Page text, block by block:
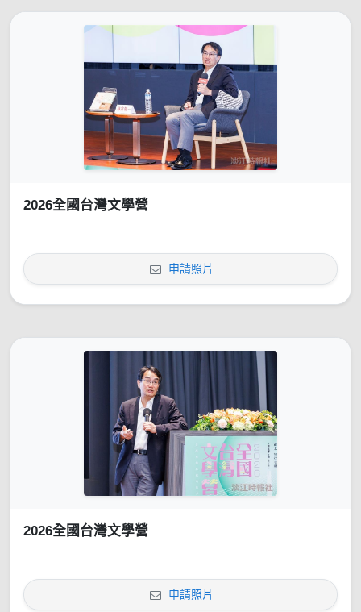
2026全國台灣文學營
申請照片
2026全國台灣文學營
申請照片